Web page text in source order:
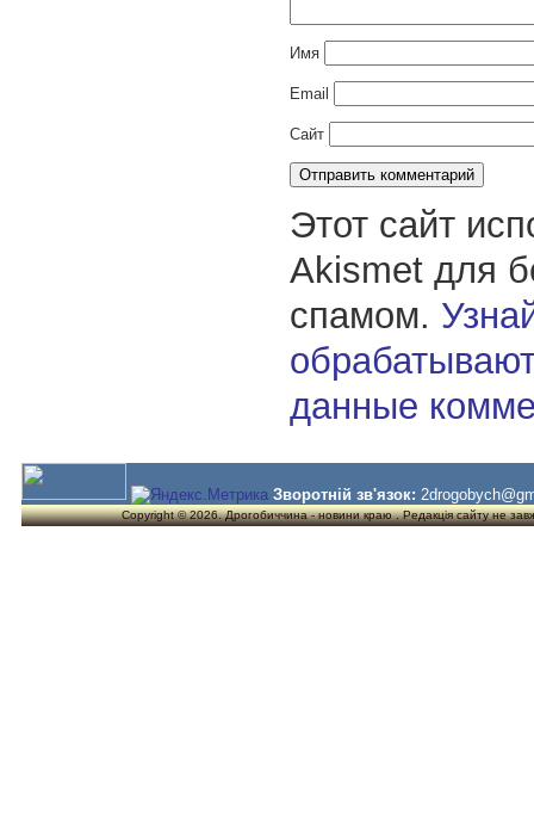
Имя
Email
Сайт
Этот сайт
Akismet для
спамом.
данные
Зворотній зв'язок:
Copyright © 2026. Дрогобиччина - новини краю . Редакція сайту не